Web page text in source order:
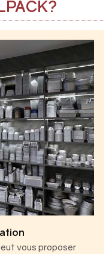
vous proposer